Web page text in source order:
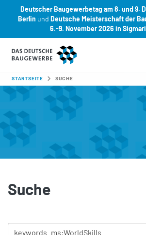
Deutscher Baugewerbetag am 8. und 9.
Berlin und Deutsche Meisterschaft der
6.-9. November 2026 in
Zum Hauptinhalt springen
SIE SIND HIER:
STARTSEITE SUCHE
Suche